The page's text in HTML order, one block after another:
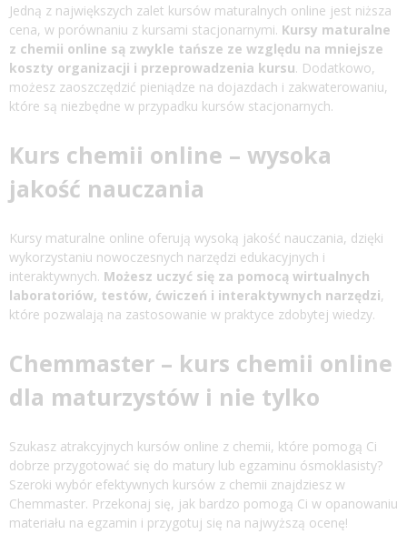
Jedną z największych zalet kursów maturalnych online jest niższa
cena, w porównaniu z kursami stacjonarnymi. Kursy maturalne
z chemii online są zwykle tańsze ze względu na mniejsze
koszty organizacji i przeprowadzenia kursu. Dodatkowo,
możesz zaoszczędzić pieniądze na dojazdach i zakwaterowaniu,
które są niezbędne w przypadku kursów stacjonarnych.
Kurs chemii online – wysoka
jakość nauczania
Kursy maturalne online oferują wysoką jakość nauczania, dzięki
wykorzystaniu nowoczesnych narzędzi edukacyjnych i
interaktywnych. Możesz uczyć się za pomocą wirtualnych
laboratoriów, testów, ćwiczeń i interaktywnych narzędzi,
które pozwalają na zastosowanie w praktyce zdobytej wiedzy.
Chemmaster – kurs chemii online
dla maturzystów i nie tylko
Szukasz atrakcyjnych kursów online z chemii, które pomogą Ci
dobrze przygotować się do matury lub egzaminu ósmoklasisty?
Szeroki wybór efektywnych kursów z chemii znajdziesz w
Chemmaster. Przekonaj się, jak bardzo pomogą Ci w opanowaniu
materiału na egzamin i przygotuj się na najwyższą ocenę!